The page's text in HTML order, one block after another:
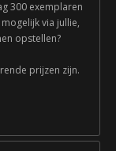
300 exemplaren
via jullie,
opstellen?
prijzen zijn.